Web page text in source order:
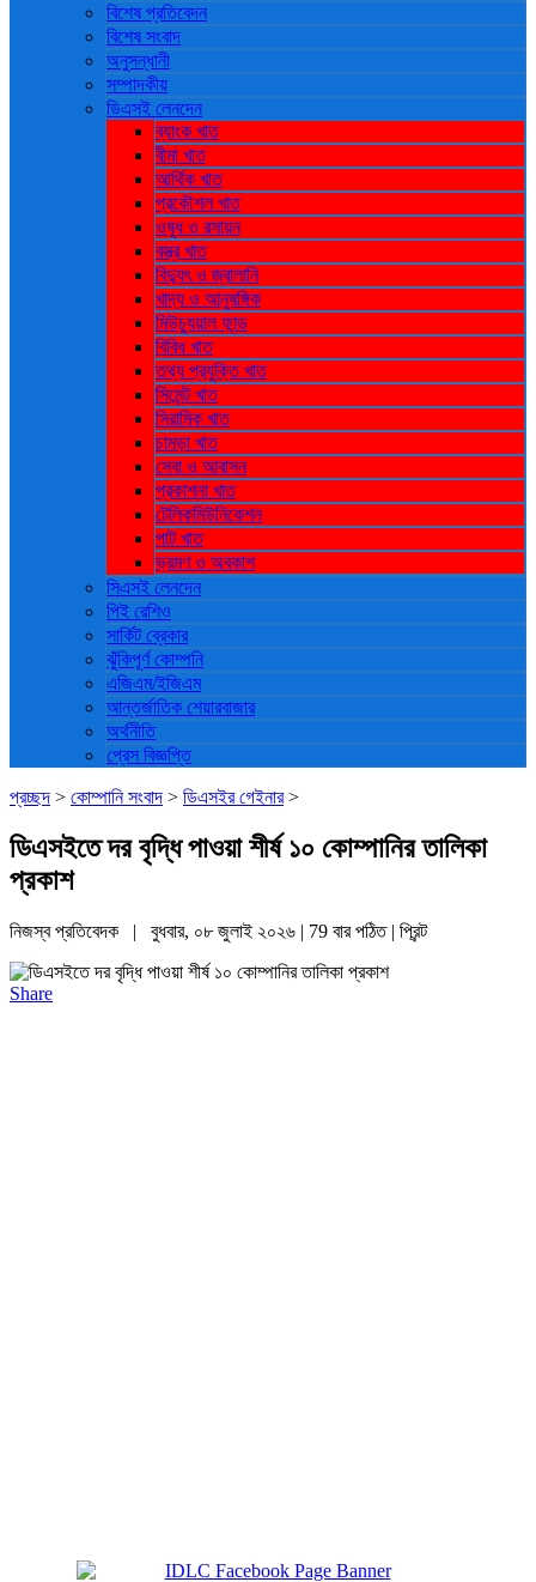
বিশেষ প্রতিবেদন
বিশেষ সংবাদ
অনুসন্ধানী
সম্পাদকীয়
ডিএসই লেনদেন
ব্যাংক খাত
বীমা খাত
আর্থিক খাত
প্রকৌশল খাত
ওষুধ ও রসায়ন
বস্ত্র খাত
বিদ্যুৎ ও জ্বালানি
খাদ্য ও আনুষঙ্গিক
মিউচ্যুয়াল ফান্ড
বিবিধ খাত
তথ্য প্রযুক্তি খাত
সিমেন্ট খাত
সিরামিক খাত
চামড়া খাত
সেবা ও আবাসন
প্রকাশনা খাত
টেলিকমিউনিকেশন
পাট খাত
ভ্রমণ ও ‍অবকাশ
সিএসই লেনদেন
পিই রেশিও
সার্কিট ব্রেকার
ঝুঁকিপূর্ণ কোম্পনি
এজিএম/ইজিএম
আন্তর্জাতিক শেয়ারবাজার
অর্থনীতি
প্রেস বিজ্ঞপ্তি
প্রচ্ছদ > কোম্পানি সংবাদ > ডিএসইর গেইনার>
ডিএসইতে দর বৃদ্ধি পাওয়া শীর্ষ ১০ কোম্পানির তালিকা
প্রকাশ
নিজস্ব প্রতিবেদক | বুধবার, ০৮ জুলাই ২০২৬ | 79 বার পঠিত | প্রিন্ট
Share